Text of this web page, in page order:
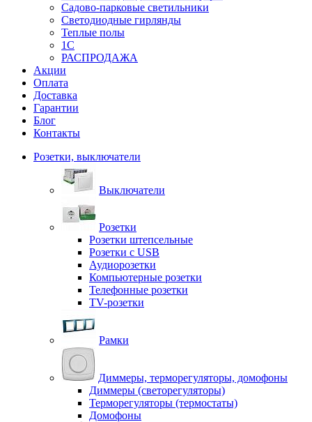
Садово-парковые светильники
Светодиодные гирлянды
Теплые полы
1С
РАСПРОДАЖА
Акции
Оплата
Доставка
Гарантии
Блог
Контакты
Розетки, выключатели
Выключатели
Розетки
Розетки штепсельные
Розетки с USB
Аудиорозетки
Компьютерные розетки
Телефонные розетки
TV-розетки
Рамки
Диммеры, терморегуляторы, домофоны
Диммеры (светорегуляторы)
Терморегуляторы (термостаты)
Домофоны